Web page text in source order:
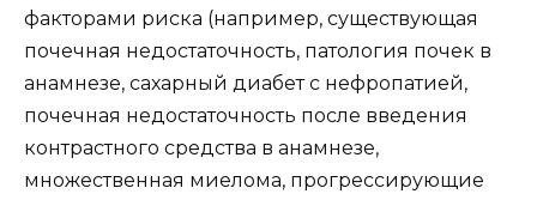
факторами риска (например, существующая
почечная недостаточность, патология почек в
анамнезе, сахарный диабет с нефропатией,
почечная недостаточность после введения
контрастного средства в анамнезе,
множественная миелома, прогрессирующие